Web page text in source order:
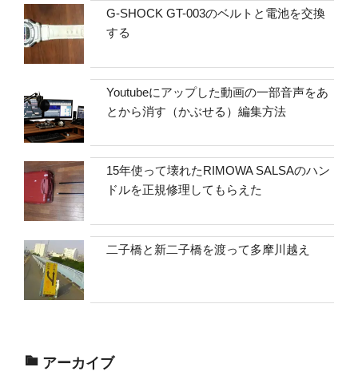
G-SHOCK GT-003のベルトと電池を交換
する
Youtubeにアップした動画の一部音声をあ
とから消す（かぶせる）編集方法
15年使って壊れたRIMOWA SALSAのハン
ドルを正規修理してもらえた
二子橋と新二子橋を渡って多摩川越え
アーカイブ